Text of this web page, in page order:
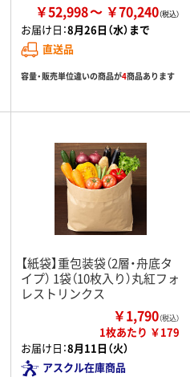
￥52,998 ￥70,240
お届け日：8月26日（水）まで
直送品
容量・販売単位違いの商品が4商品あります
【紙袋】重包装袋（2層・舟底タ
イプ） 1袋（10枚入り）丸紅フォ
レストリンクス
￥1,790（税込）
1枚あたり ￥179
お届け日：8月11日（火）
アスクル在庫商品